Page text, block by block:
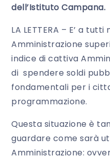
dell’Istituto Campana.
LA LETTERA – E’ a
Amministrazione
indice di cattiva
di spendere soldi
fondamentali per i
programmazione.
Questa situazione è
guardare come sarà
Amministrazione: